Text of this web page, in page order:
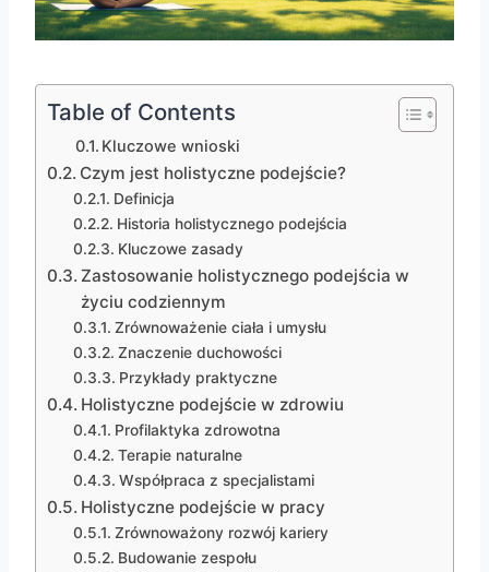
Table of Contents
Kluczowe wnioski
Czym jest holistyczne podejście?
Definicja
Historia holistycznego podejścia
Kluczowe zasady
Zastosowanie holistycznego podejścia w
życiu codziennym
Zrównoważenie ciała i umysłu
Znaczenie duchowości
Przykłady praktyczne
Holistyczne podejście w zdrowiu
Profilaktyka zdrowotna
Terapie naturalne
Współpraca z specjalistami
Holistyczne podejście w pracy
Zrównoważony rozwój kariery
Budowanie zespołu